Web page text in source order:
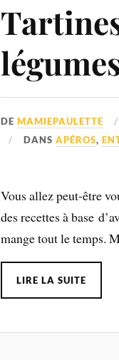
DEMAMIEPAULETTE
DANSAPÉROS,
Vous allez peut-être
des recettes à base
mange tout le temps.
LIRE LA SUITE